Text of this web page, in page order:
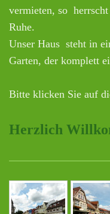
vermieten, so
Ruhe.
Unser Haus steht in
Garten, der komplett
Bitte klicken Sie auf
Herzlich